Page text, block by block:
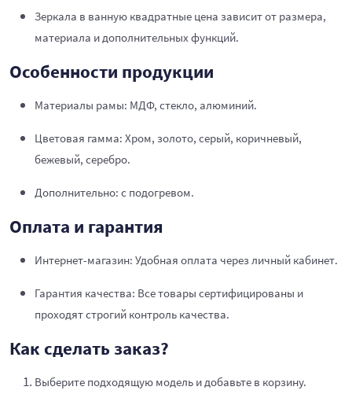
Зеркала в ванную квадратные цена зависит от размера,
материала и дополнительных функций.
Особенности продукции
Материалы рамы: МДФ, стекло, алюминий.
Цветовая гамма: Хром, золото, серый, коричневый,
бежевый, серебро.
Дополнительно: с подогревом.
Оплата и гарантия
Интернет-магазин: Удобная оплата через личный кабинет.
Гарантия качества: Все товары сертифицированы и
проходят строгий контроль качества.
Как сделать заказ?
Выберите подходящую модель и добавьте в корзину.